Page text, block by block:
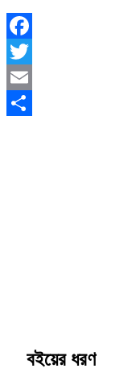
Facebook
Twitter
Email
বইয়ের ধরণ